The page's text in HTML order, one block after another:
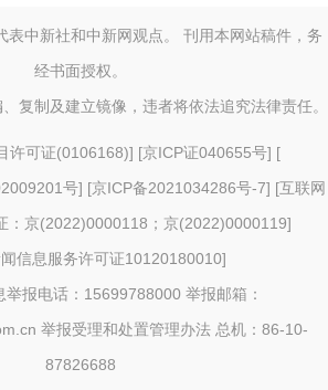
表中新社和中新网观点。 刊用本网站稿件，务
经书面授权。
复制及建立镜像，违者将依法追究法律责任。
许可证(0106168)] [京ICP证040655号] [
号] [京ICP备2021034286号-7] [互联网
：京(2022)0000118；京(2022)0000119]
信息服务许可证10120180010]
举报电话：15699788000 举报邮箱：
举报受理和处置管理办法 总机：86-10-
87826688